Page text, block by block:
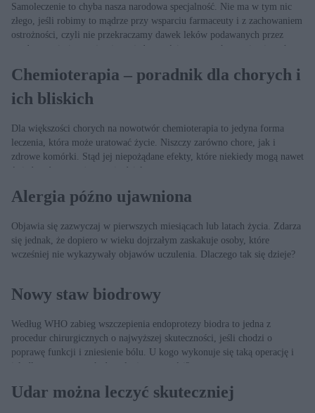
Samoleczenie to chyba nasza narodowa specjalność. Nie ma w tym nic
złego, jeśli robimy to mądrze przy wsparciu farmaceuty i z zachowaniem
ostrożności, czyli nie przekraczamy dawek leków podawanych przez
producenta i nie przyjmujemy jednocześnie preparatów zawierających tę
zostawiamy w aptece?
Chemioterapia – poradnik dla chorych i
ich bliskich
Dla większości chorych na nowotwór chemioterapia to jedyna forma
leczenia, która może uratować życie. Niszczy zarówno chore, jak i
zdrowe komórki. Stąd jej niepożądane efekty, które niekiedy mogą nawet
świadczyć o tym, że terapia działa.
Alergia późno ujawniona
Objawia się zazwyczaj w pierwszych miesiącach lub latach życia. Zdarza
się jednak, że dopiero w wieku dojrzałym zaskakuje osoby, które
wcześniej nie wykazywały objawów uczulenia. Dlaczego tak się dzieje?
Nowy staw biodrowy
Według WHO zabieg wszczepienia endoprotezy biodra to jedna z
procedur chirurgicznych o najwyższej skuteczności, jeśli chodzi o
poprawę funkcji i zniesienie bólu. U kogo wykonuje się taką operację i
jak długo trwa powrót do pełnej sprawności?
Udar można leczyć skuteczniej